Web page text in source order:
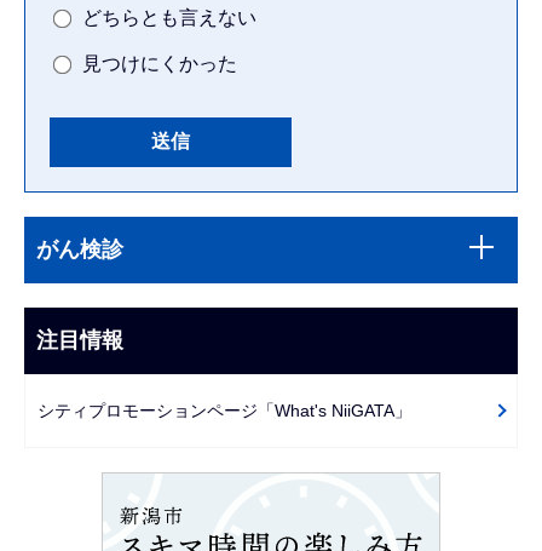
どちらとも言えない
見つけにくかった
文
こ
ま
で
ビ
ー
がん検診
注目情報
シティプロモーションページ「What's NiiGATA」